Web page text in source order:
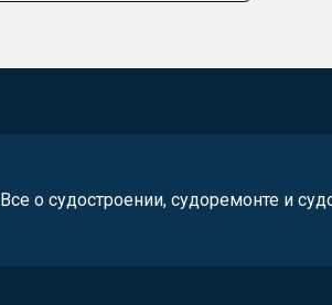
Все о судостроении, судоремонте и